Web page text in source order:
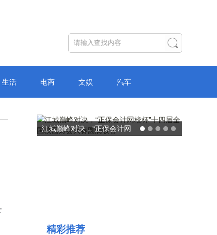
生活 电商 文娱 汽车
破局“纸面教育”：理想树AI自
精彩推荐